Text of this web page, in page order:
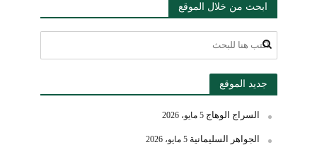
ابحث من خلال الموقع
جديد الموقع
السراج الوهاج 5 مايو، 2026
الجواهر السليمانية 5 مايو، 2026